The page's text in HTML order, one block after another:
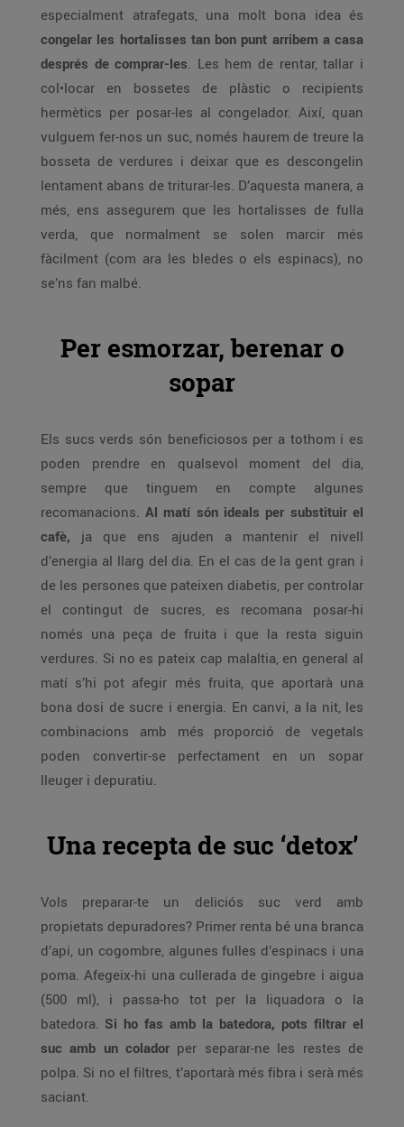
especialment atrafegats, una molt bona idea és
congelar les hortalisses tan bon punt arribem a casa
després de comprar-les. Les hem de rentar, tallar i
col•locar en bossetes de plàstic o recipients
hermètics per posar-les al congelador. Així, quan
vulguem fer-nos un suc, només haurem de treure la
bosseta de verdures i deixar que es descongelin
lentament abans de triturar-les. D’aquesta manera, a
més, ens assegurem que les hortalisses de fulla
verda, que normalment se solen marcir més
fàcilment (com ara les bledes o els espinacs), no
se’ns fan malbé.
Per esmorzar, berenar o
sopar
Els sucs verds són beneficiosos per a tothom i es
poden prendre en qualsevol moment del dia,
sempre que tinguem en compte algunes
recomanacions. Al matí són ideals per substituir el
cafè, ja que ens ajuden a mantenir el nivell
d’energia al llarg del dia. En el cas de la gent gran i
de les persones que pateixen diabetis, per controlar
el contingut de sucres, es recomana posar-hi
només una peça de fruita i que la resta siguin
verdures. Si no es pateix cap malaltia, en general al
matí s’hi pot afegir més fruita, que aportarà una
bona dosi de sucre i energia. En canvi, a la nit, les
combinacions amb més proporció de vegetals
poden convertir-se perfectament en un sopar
lleuger i depuratiu.
Una recepta de suc ‘detox’
Vols preparar-te un deliciós suc verd amb
propietats depuradores? Primer renta bé una branca
d’api, un cogombre, algunes fulles d’espinacs i una
poma. Afegeix-hi una cullerada de gingebre i aigua
(500 ml), i passa-ho tot per la liquadora o la
batedora. Si ho fas amb la batedora, pots filtrar el
suc amb un colador per separar-ne les restes de
polpa. Si no el filtres, t’aportarà més fibra i serà més
saciant.